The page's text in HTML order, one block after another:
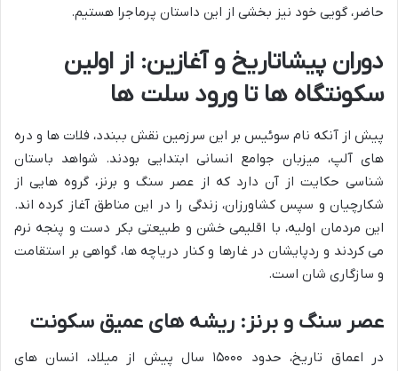
حاضر، گویی خود نیز بخشی از این داستان پرماجرا هستیم.
دوران پیشاتاریخ و آغازین: از اولین
سکونتگاه ها تا ورود سلت ها
پیش از آنکه نام سوئیس بر این سرزمین نقش ببندد، فلات ها و دره
های آلپ، میزبان جوامع انسانی ابتدایی بودند. شواهد باستان
شناسی حکایت از آن دارد که از عصر سنگ و برنز، گروه هایی از
شکارچیان و سپس کشاورزان، زندگی را در این مناطق آغاز کرده اند.
این مردمان اولیه، با اقلیمی خشن و طبیعتی بکر دست و پنجه نرم
می کردند و ردپایشان در غارها و کنار دریاچه ها، گواهی بر استقامت
و سازگاری شان است.
عصر سنگ و برنز: ریشه های عمیق سکونت
در اعماق تاریخ، حدود ۱۵۰۰۰ سال پیش از میلاد، انسان های